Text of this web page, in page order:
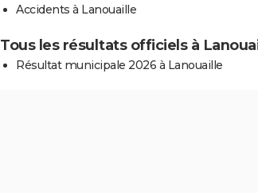
Accidents à Lanouaille
Tous les résultats officiels à
Résultat municipale 2026 à Lanouaille